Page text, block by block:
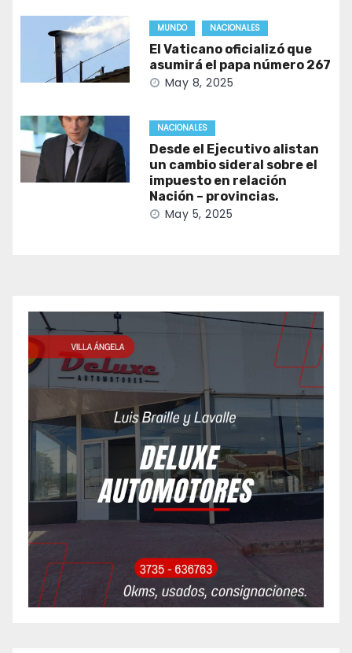
MUNDO NACIONALES
El Vaticano oficializó que
asumirá el papa número 267
May 8, 2025
NACIONALES
Desde el Ejecutivo alistan
un cambio sideral sobre el
impuesto en relación
Nación – provincias.
May 5, 2025